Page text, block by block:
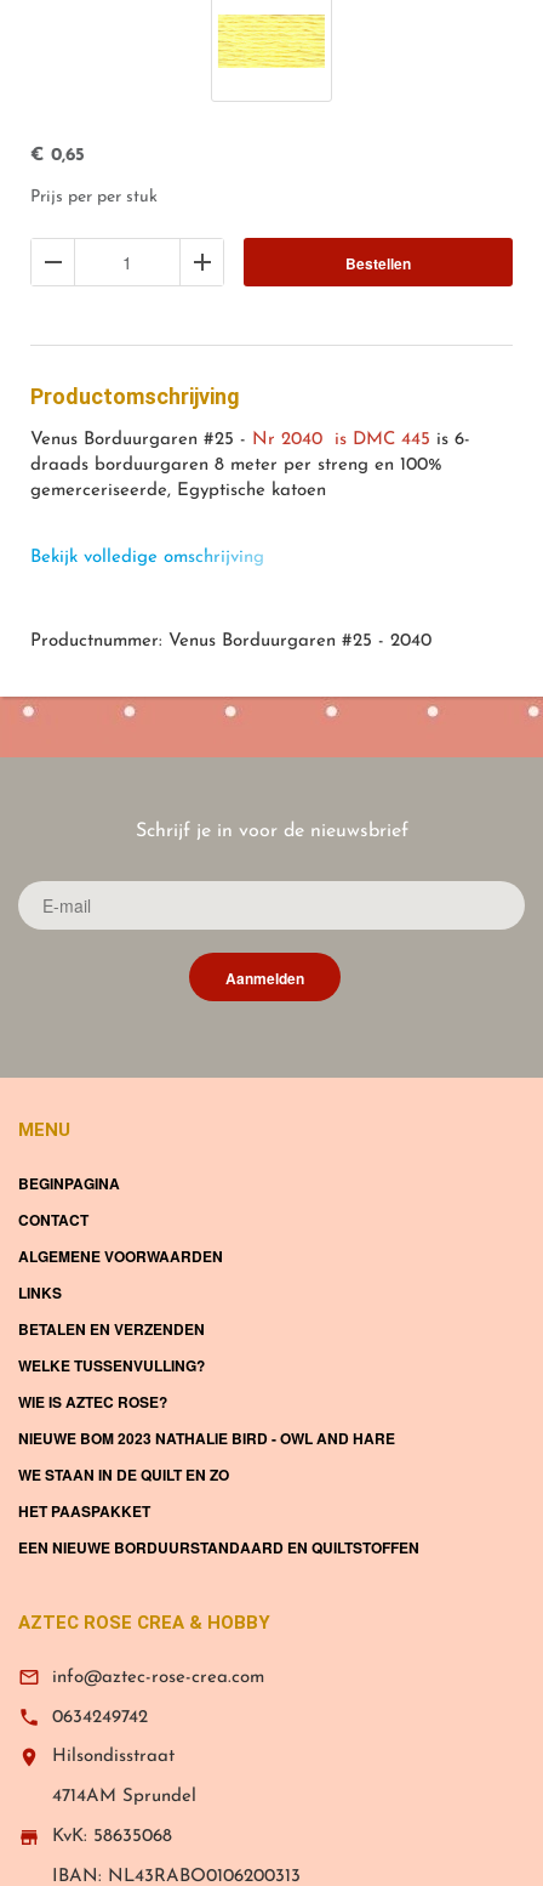
€ 0,65
Prijs per per stuk
Bestellen
Productomschrijving
Venus Borduurgaren #25 - Nr 2040 is DMC 445 is 6-
draads borduurgaren 8 meter per streng en 100%
gemerceriseerde, Egyptische katoen
Bekijk volledige omschrijving
Productnummer: Venus Borduurgaren #25 - 2040
Schrijf je in voor de nieuwsbrief
Aanmelden
MENU
BEGINPAGINA
CONTACT
ALGEMENE VOORWAARDEN
LINKS
BETALEN EN VERZENDEN
WELKE TUSSENVULLING?
WIE IS AZTEC ROSE?
NIEUWE BOM 2023 NATHALIE BIRD - OWL AND HARE
WE STAAN IN DE QUILT EN ZO
HET PAASPAKKET
EEN NIEUWE BORDUURSTANDAARD EN QUILTSTOFFEN
AZTEC ROSE CREA & HOBBY
 info@aztec-rose-crea.com
 0634249742
 Hilsondisstraat
4714AM Sprundel
 KvK: 58635068
IBAN: NL43RABO0106200313